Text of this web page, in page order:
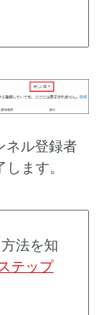
ネル登録者
ます。
法を知
テップ